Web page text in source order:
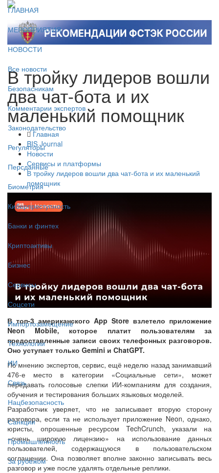
ГЛАВНАЯ
МЕРОПРИЯТИЯ
НОВОСТИ
Все новости
Безопасникам
Комментарии экспертов
Законодательство
Регуляторы
Персданные
Биометрия
Киберпреступность
Банки и финтех
Криптоактивы
Бизнес
Сервисы
Соцсети
Импортозамещение
Технологии
ИИ
Связь
Нацбезопасность
Санкции
Промышленность
За рубежом
В тройку лидеров вошли
два чат-бота и их
маленький помощник
Главная
BIS Journal
Новости
Сервисы и платформы
В тройку лидеров вошли два чат-бота и их маленький
помощник
В топ-3 американского App Store взлетело приложение
Neon Mobile, которое платит пользователям за
предоставленные записи своих телефонных разговоров.
Оно уступает только Gemini и ChatGPT.
По мнению экспертов, сервис, ещё неделю назад занимавший
476-е место в категории «Социальные сети», может
передавать голосовые слепки ИИ-компаниям для создания,
обучения и тестирования больших языковых моделей.
Разработчик уверяет, что не записывает вторую сторону
разговора, если та не использует приложение Neon, однако,
юристы, опрошенные ресурсом TechCrunch, указали на
«очень широкую лицензию» на использование данных
пользователей, содержащуюся в пользовательском
соглашении. Она позволяет вполне законно записывать весь
разговор и уже после удалять отдельные реплики.